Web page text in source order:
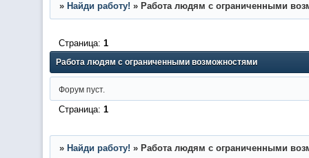
» Найди работу! » Работа людям с ограниченными
Работа людям с ограниченными возможностями
Страница: 1
Форум пуст.
Страница: 1
» Найди работу! » Работа людям с ограниченными